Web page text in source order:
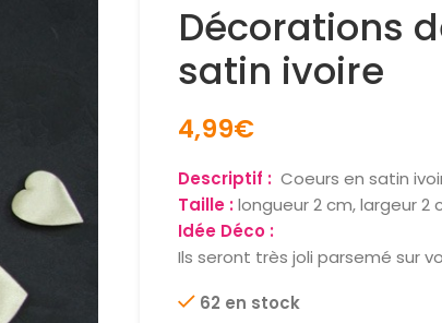
Décorations
satin ivoire
4,99€
Descriptif : Coeurs en satin
Taille :longueur 2 cm, largeur 2
Idée Déco :
Ils seront très joli parsemé sur
62 en stock